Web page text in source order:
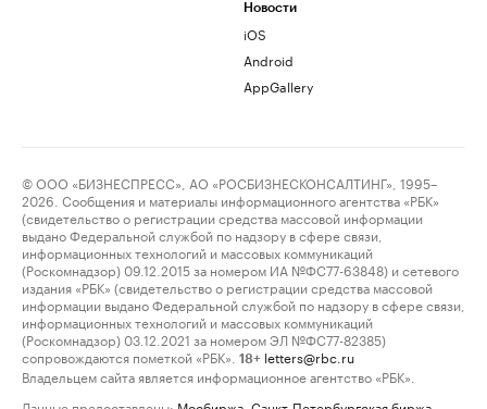
Новости
iOS
Android
AppGallery
© ООО «БИЗНЕСПРЕСС», АО «РОСБИЗНЕСКОНСАЛТИНГ», 1995–
2026. Сообщения и материалы информационного агентства «РБК»
(свидетельство о регистрации средства массовой информации
выдано Федеральной службой по надзору в сфере связи,
информационных технологий и массовых коммуникаций
(Роскомнадзор) 09.12.2015 за номером ИА №ФС77-63848) и сетевого
издания «РБК» (свидетельство о регистрации средства массовой
информации выдано Федеральной службой по надзору в сфере связи,
информационных технологий и массовых коммуникаций
(Роскомнадзор) 03.12.2021 за номером ЭЛ №ФС77-82385)
сопровождаются пометкой «РБК».
18+ letters@rbc.ru
Владельцем сайта является информационное агентство «РБК».